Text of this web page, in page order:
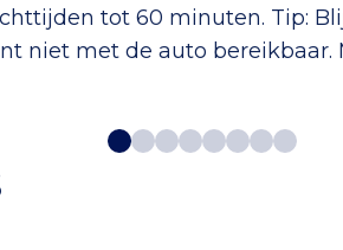
tot 60 minuten. Tip:
niet met de auto bereikbaar.